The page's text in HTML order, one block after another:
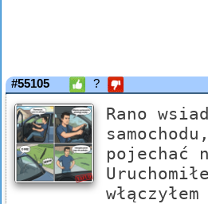
#55105 ?
Rano
pojechać